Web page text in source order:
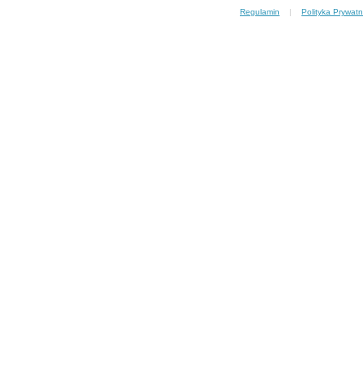
Regulamin | Polityka